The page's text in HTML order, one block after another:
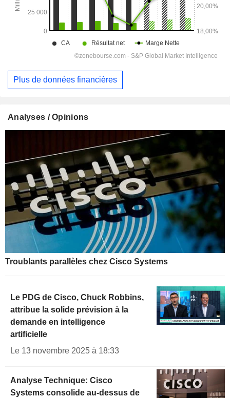
Plus de données financières
Analyses / Opinions
Troublants parallèles chez Cisco Systems
Le PDG de Cisco, Chuck Robbins,
attribue la solide prévision à la
demande en intelligence
artificielle
Le 13 novembre 2025 à 18:33
Analyse Technique: Cisco
Systems consolide au-dessus de